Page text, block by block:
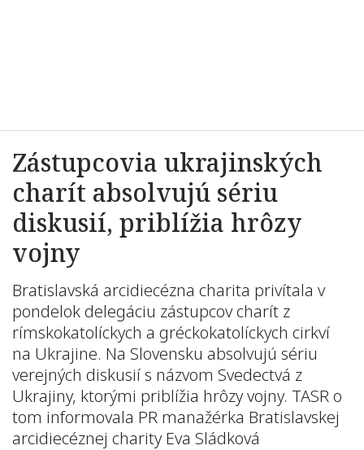
Zástupcovia ukrajinských
charít absolvujú sériu
diskusií, priblížia hrôzy
vojny
Bratislavská arcidiecézna charita privítala v
pondelok delegáciu zástupcov charít z
rímskokatolíckych a gréckokatolíckych cirkví
na Ukrajine. Na Slovensku absolvujú sériu
verejných diskusií s názvom Svedectvá z
Ukrajiny, ktorými priblížia hrôzy vojny. TASR o
tom informovala PR manažérka Bratislavskej
arcidiecéznej charity Eva Sládková